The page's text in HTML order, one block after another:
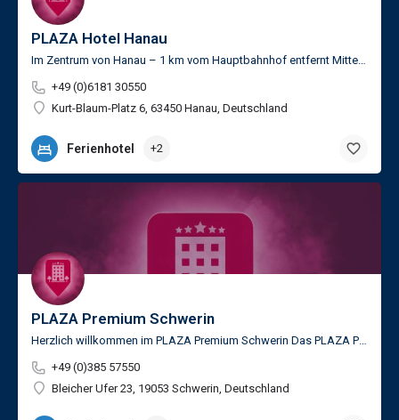
PLAZA Hotel Hanau
+49 (0)6181 30550
Kurt-Blaum-Platz 6, 63450 Hanau, Deutschland
Ferienhotel +2
PLAZA Premium Schwerin
+49 (0)385 57550
Bleicher Ufer 23, 19053 Schwerin, Deutschland